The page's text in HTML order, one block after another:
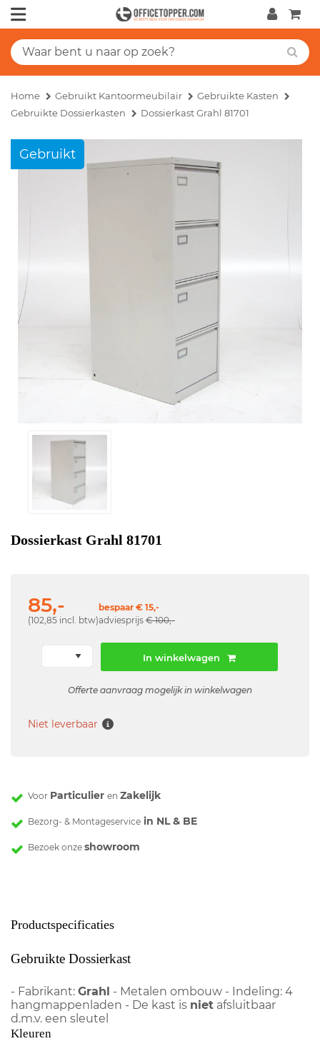
Home Gebruikt Kantoormeubilair
Gebruikte Kasten
Gebruikte Dossierkasten
Dossierkast Grahl 81701
Gebruikt
Dossierkast Grahl 81701
85,-
(102,85 incl. btw)
bespaar € 15,-
adviesprijs € 100,-
In winkelwagen
Offerte aanvraag mogelijk in winkelwagen
Niet leverbaar
Voor Particulier en Zakelijk
Bezorg- & Montageservice in NL & BE
Bezoek onze showroom
Productspecificaties
Gebruikte Dossierkast
- Fabrikant: Grahl - Metalen ombouw - Indeling: 4
hangmappenladen - De kast is niet afsluitbaar
d.m.v. een sleutel
Kleuren